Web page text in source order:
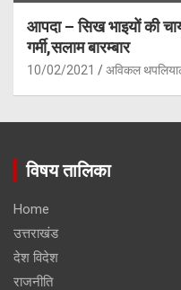
आपदा – सिख भाइयों की
गर्मी,सलाम बारम्बार
10/02/2021 अविकल
विषय तालिका
Home
उत्तराखंड
देश विदेश
राजनीति